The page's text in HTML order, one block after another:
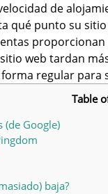
de
qué punto su
web tardan
regular para
Table
(de Google)
baja?